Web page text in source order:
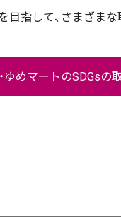
目指して、さまざま
ゆめマートのSDGsの